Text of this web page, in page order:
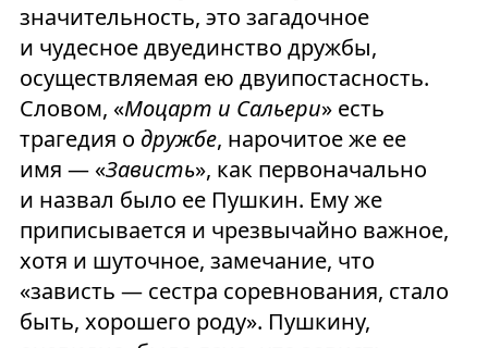
значительность, это загадочное
и чудесное двуединство дружбы,
осуществляемая ею двуипостасность.
Словом, «Моцарт и Сальери» есть
трагедия о дружбе, нарочитое же ее
имя — «Зависть», как первоначально
и назвал было ее Пушкин. Ему же
приписывается и чрезвычайно важное,
хотя и шуточное, замечание, что
«зависть — сестра соревнования, стало
быть, хорошего роду». Пушкину,